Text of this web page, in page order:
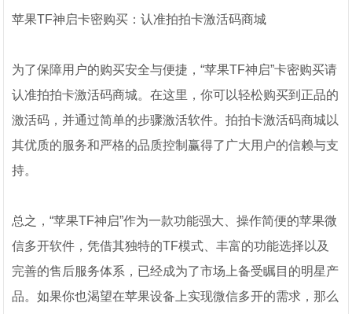
苹果TF神启卡密购买：认准拍拍卡激活码商城
为了保障用户的购买安全与便捷，“苹果TF神启”卡密购买请
认准拍拍卡激活码商城。在这里，你可以轻松购买到正品的
激活码，并通过简单的步骤激活软件。拍拍卡激活码商城以
其优质的服务和严格的品质控制赢得了广大用户的信赖与支
持。
总之，“苹果TF神启”作为一款功能强大、操作简便的苹果微
信多开软件，凭借其独特的TF模式、丰富的功能选择以及
完善的售后服务体系，已经成为了市场上备受瞩目的明星产
品。如果你也渴望在苹果设备上实现微信多开的需求，那么